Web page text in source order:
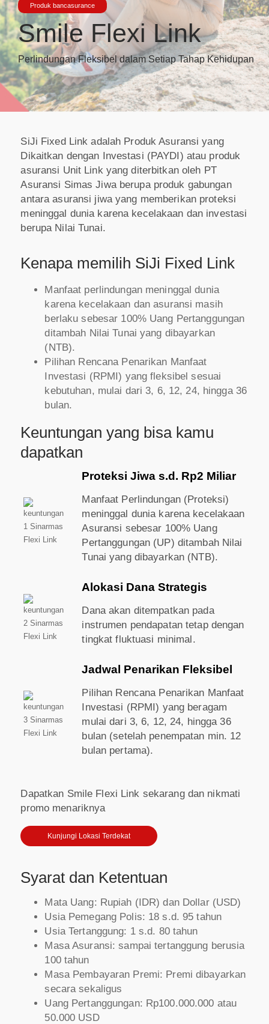
Produk bancasurance
Smile Flexi Link
Perlindungan Fleksibel dalam Setiap Tahap Kehidupan
SiJi Fixed Link adalah Produk Asuransi yang
Dikaitkan dengan Investasi (PAYDI) atau produk
asuransi Unit Link yang diterbitkan oleh PT
Asuransi Simas Jiwa berupa produk gabungan
antara asuransi jiwa yang memberikan proteksi
meninggal dunia karena kecelakaan dan investasi
berupa Nilai Tunai.
Kenapa memilih SiJi Fixed Link
Manfaat perlindungan meninggal dunia
karena kecelakaan dan asuransi masih
berlaku sebesar 100% Uang Pertanggungan
ditambah Nilai Tunai yang dibayarkan
(NTB).
Pilihan Rencana Penarikan Manfaat
Investasi (RPMI) yang fleksibel sesuai
kebutuhan, mulai dari 3, 6, 12, 24, hingga 36
bulan.
Keuntungan yang bisa kamu
dapatkan
Proteksi Jiwa s.d. Rp2 Miliar
Manfaat Perlindungan (Proteksi)
meninggal dunia karena kecelakaan
Asuransi sebesar 100% Uang
Pertanggungan (UP) ditambah Nilai
Tunai yang dibayarkan (NTB).
Alokasi Dana Strategis
Dana akan ditempatkan pada
instrumen pendapatan tetap dengan
tingkat fluktuasi minimal.
Jadwal Penarikan Fleksibel
Pilihan Rencana Penarikan Manfaat
Investasi (RPMI) yang beragam
mulai dari 3, 6, 12, 24, hingga 36
bulan (setelah penempatan min. 12
bulan pertama).
Dapatkan Smile Flexi Link sekarang dan nikmati
promo menariknya
Kunjungi Lokasi Terdekat
Syarat dan Ketentuan
Mata Uang: Rupiah (IDR) dan Dollar (USD)
Usia Pemegang Polis: 18 s.d. 95 tahun
Usia Tertanggung: 1 s.d. 80 tahun
Masa Asuransi: sampai tertanggung berusia
100 tahun
Masa Pembayaran Premi: Premi dibayarkan
secara sekaligus
Uang Pertanggungan: Rp100.000.000 atau
50.000 USD